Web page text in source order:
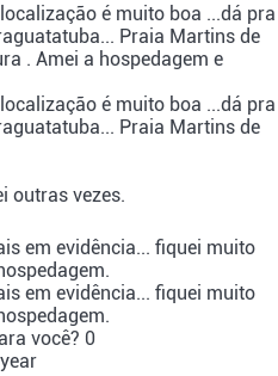
é muito boa ...dá pra
Praia Martins de
. Amei a hospedagem e
é muito boa ...dá pra
Praia Martins de
outras vezes.
em evidência... fiquei muito
em evidência... fiquei muito
você? 0